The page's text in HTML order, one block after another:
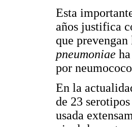
Esta
años justifica
que
pneumoniae
por
En la
de 23
usada